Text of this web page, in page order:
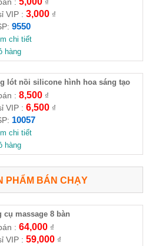
:
₫
VIP : 3,000₫
9550
chi tiết
hàng
lót nồi silicone hình hoa sáng tạo
: 8,500₫
VIP : 6,500₫
10057
chi tiết
hàng
PHẨM BÁN CHẠY
cụ massage 8 bàn
: 64,000₫
VIP : 59,000₫